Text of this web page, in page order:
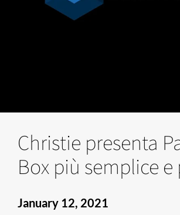
Christie presenta
Box più semplice
January 12, 2021